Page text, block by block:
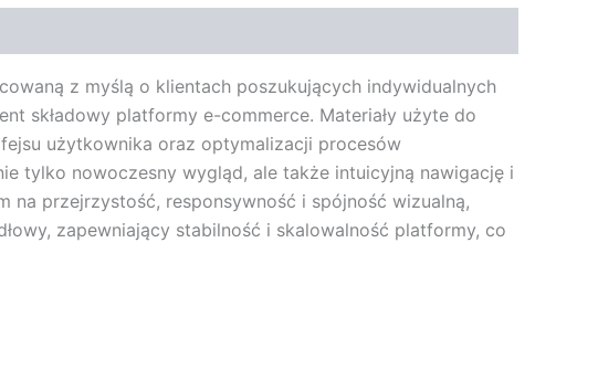
z myślą o klientach poszukujących indywidualnych
składowy platformy e-commerce. Materiały użyte do
użytkownika oraz optymalizacji procesów
tylko nowoczesny wygląd, ale także intuicyjną nawigację i
na przejrzystość, responsywność i spójność wizualną,
zapewniający stabilność i skalowalność platformy, co